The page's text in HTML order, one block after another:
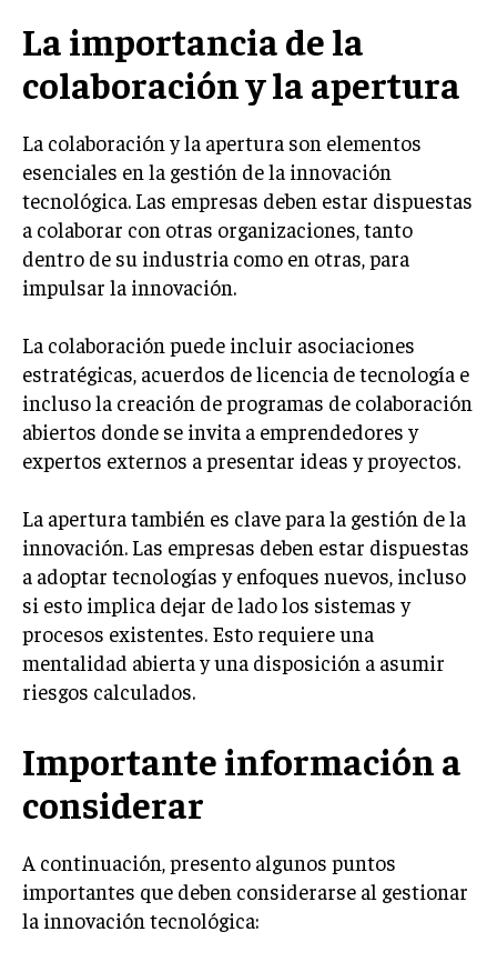
IMPORTACIÓN Y EXPORTACIÓN
ALIANZAS ESTRATÉGICAS
TECNOLOGIA
SOSTENIBILIDAD Y MEDIO AMBIENTE
GESTIÓN DE LA INNOVACIÓN TECNOLÓGICA
TRANSFORMACIÓN DIGITAL
ANALÍTICA EMPRESARIAL Y BUSINESS
CIBERSEGURIDAD EMPRESARIAL
ESTRATEGIA
EMPRESAS FAMILIARES Y SUCESIÓN
GESTIÓN DEL RIESGO EMPRESARIAL
DERECHO EMPRESARIAL Y REGULACIONES
ÉXITO EMPRESARIAL Y CASOS DE ESTUDIO
GOBIERNO CORPORATIVO
NEGOCIOS
ESTRATEGIAS DE NEGOCIOS
MARKETING B2B
MARKETING B2C
MARKETING DE INFLUENCERS
E-COMMERCE
La importancia de la
colaboración y la apertura
La colaboración y la apertura son elementos
esenciales en la gestión de la innovación
tecnológica. Las empresas deben estar dispuestas
a colaborar con otras organizaciones, tanto
dentro de su industria como en otras, para
impulsar la innovación.
La colaboración puede incluir asociaciones
estratégicas, acuerdos de licencia de tecnología e
incluso la creación de programas de colaboración
abiertos donde se invita a emprendedores y
expertos externos a presentar ideas y proyectos.
La apertura también es clave para la gestión de la
innovación. Las empresas deben estar dispuestas
a adoptar tecnologías y enfoques nuevos, incluso
si esto implica dejar de lado los sistemas y
procesos existentes. Esto requiere una
mentalidad abierta y una disposición a asumir
riesgos calculados.
Importante información a
considerar
A continuación, presento algunos puntos
importantes que deben considerarse al gestionar
la innovación tecnológica: